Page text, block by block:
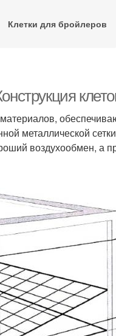
Клетки для бройлеров
Клетки на заказ
металлической
воздухообмен, а